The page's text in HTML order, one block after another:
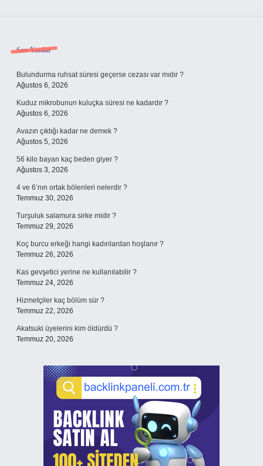
Sidebar
Son Yazılar
Bulundurma ruhsat süresi geçerse cezası var mıdır ?
Ağustos 6, 2026
Kuduz mikrobunun kuluçka süresi ne kadardır ?
Ağustos 6, 2026
Avazın çıktığı kadar ne demek ?
Ağustos 5, 2026
56 kilo bayan kaç beden giyer ?
Ağustos 3, 2026
4 ve 6’nın ortak bölenleri nelerdir ?
Temmuz 30, 2026
Turşuluk salamura sirke midir ?
Temmuz 29, 2026
Koç burcu erkeği hangi kadınlardan hoşlanır ?
Temmuz 26, 2026
Kas gevşetici yerine ne kullanılabilir ?
Temmuz 24, 2026
Hizmetçiler kaç bölüm sür ?
Temmuz 22, 2026
Akatsuki üyelerini kim öldürdü ?
Temmuz 20, 2026